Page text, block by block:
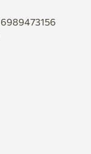
6989473156